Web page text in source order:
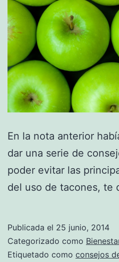
En la nota anterior
dar una serie de
poder evitar las
del uso de tacones, te
Publicada el 25 junio, 2014
Categorizado como
Etiquetado como consejos